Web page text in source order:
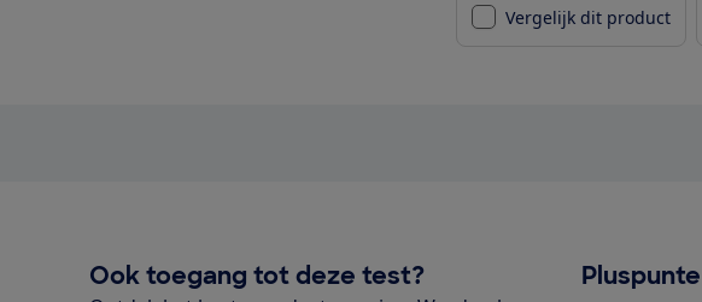
Vergelijk dit product
Ook toegang tot deze test?